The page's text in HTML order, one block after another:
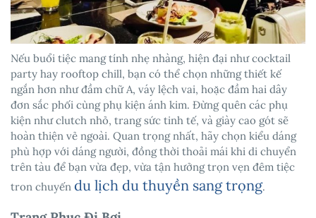
Nếu buổi tiệc mang tính nhẹ nhàng, hiện đại như cocktail
party hay rooftop chill, bạn có thể chọn những thiết kế
ngắn hơn như đầm chữ A, váy lệch vai, hoặc đầm hai dây
đơn sắc phối cùng phụ kiện ánh kim. Đừng quên các phụ
kiện như clutch nhỏ, trang sức tinh tế, và giày cao gót sẽ
hoàn thiện vẻ ngoài. Quan trọng nhất, hãy chọn kiểu dáng
phù hợp với dáng người, đồng thời thoải mái khi di chuyển
trên tàu để bạn vừa đẹp, vừa tận hưởng trọn vẹn đêm tiệc
tron chuyến du lịch du thuyền sang trọng.